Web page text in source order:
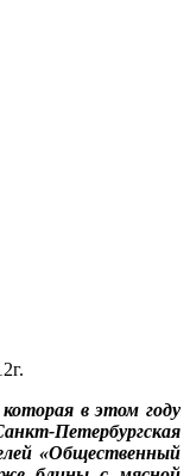
в этом году
Петербургская
«Общественный